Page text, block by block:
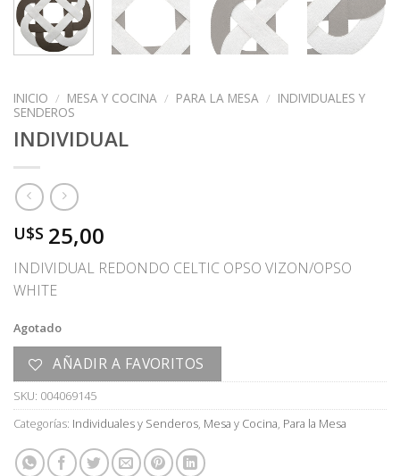
INICIO / MESA Y COCINA / PARA LA MESA / INDIVIDUALES Y
SENDEROS
INDIVIDUAL
U$S 25,00
INDIVIDUAL REDONDO CELTIC OPSO VIZON/OPSO
WHITE
Agotado
AÑADIR A FAVORITOS
SKU: 004069145
Categorías: Individuales y Senderos, Mesa y Cocina, Para la Mesa